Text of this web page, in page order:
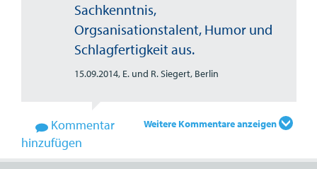
Sachkenntnis,
Orgsanisationstalent, Humor und
Schlagfertigkeit aus.
15.09.2014,E. und R. Siegert, Berlin
Weitere Kommentare anzeigen
Kommentar
hinzufügen